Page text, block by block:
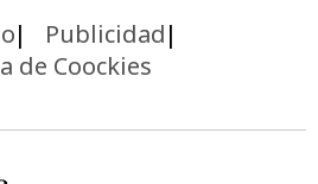
Publicidad
de Coockies